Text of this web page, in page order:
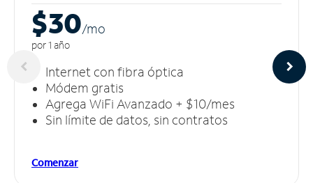
$30/mo
por 1 año
Internet con fibra óptica
Módem gratis
Agrega WiFi Avanzado + $10/mes
Sin límite de datos, sin contratos
Comenzar